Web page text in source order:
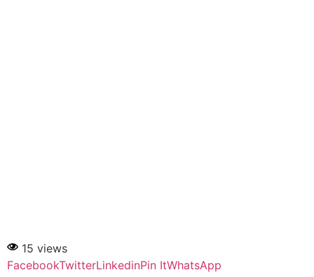
15 views
FacebookTwitterLinkedinPin ItWhatsApp